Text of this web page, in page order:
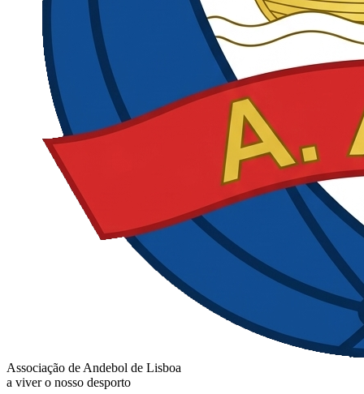
Associação de Andebol de Lisboa
a viver o nosso desporto